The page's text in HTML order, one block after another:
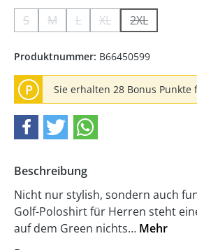
S(Diese Option ist zurzeit nicht
M(Diese Option ist zurzeit nicht
L(Diese Option ist zurzeit
XL(Diese Option ist
2XL(Diese
Produktnummer: B66450599
P Sie erhalten 28 Bonus
Beschreibung
Nicht nur stylish, sondern auch
Golf-Poloshirt für Herren steht
auf dem Green nichts… Mehr